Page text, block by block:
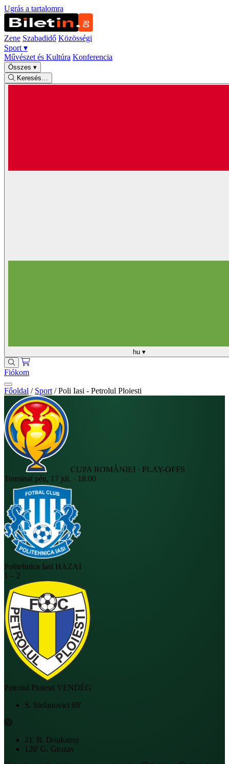
Ugrás a tartalomra
Zene Szabadidő Közösségi
Sport ▾
Művészet és Kultúra Konferencia
Összes ▾
Keresés…
hu ▾
Fiókom
Főoldal / Sport / Poli Iasi - Petrolul Ploiesti
CUPA ROMÂNIEI · PLAY-OFFS
Terminat pén, 17 júl. · 18:00
Politehnica Iasi HAZAI
1 – 2
Petrolul Ploiesti VENDÉG
S. Stefanovici 69'
21' B. Doukansy
120' G. Grozav